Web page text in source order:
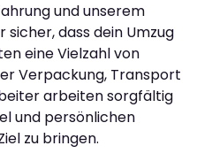
und unserem
dass dein Umzug
eine Vielzahl von
Verpackung, Transport
arbeiten sorgfältig
und persönlichen
zu bringen.